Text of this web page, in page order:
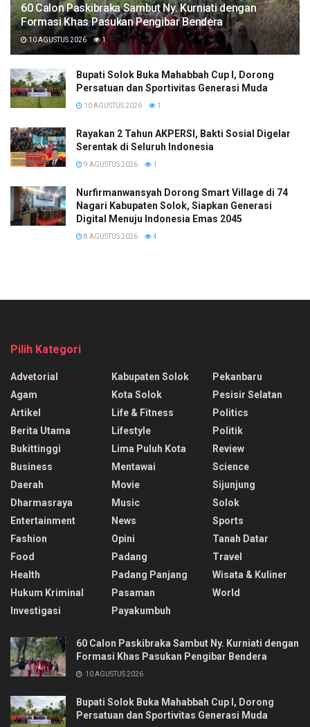
60 Calon Paskibraka Sambut Ny. Kurniati dengan
Formasi Khas Pasukan Pengibar Bendera
10 AGUSTUS 2026 1
Bupati Solok Buka Mahabbah Cup I, Dorong
Persatuan dan Sportivitas Generasi Muda
10 AGUSTUS 2026 1
Rayakan 2 Tahun AKPERSI, Bakti Sosial Digelar
Serentak di Seluruh Indonesia
9 AGUSTUS 2026 1
Nurfirmanwansyah Dorong Smart Village di 74
Nagari Kabupaten Solok, Siapkan Generasi
Digital Menuju Indonesia Emas 2045
8 AGUSTUS 2026 4
Pilih Kategori
Advetorial
Agam
Artikel
Berita Utama
Bukittinggi
Business
Daerah
Dharmasraya
Entertainment
Fashion
Food
Health
Hukum Kriminal
Investigasi
Kabupaten Solok
Kota Solok
Life & Fitness
Lifestyle
Lima Puluh Kota
Mentawai
Movie
Music
News
Opini
Padang
Padang Panjang
Pasaman
Payakumbuh
Pekanbaru
Pesisir Selatan
Politics
Politik
Review
Science
Sijunjung
Solok
Sports
Tanah Datar
Travel
Wisata & Kuliner
World
60 Calon Paskibraka Sambut Ny. Kurniati dengan
Formasi Khas Pasukan Pengibar Bendera
10 AGUSTUS 2026
Bupati Solok Buka Mahabbah Cup I, Dorong
Persatuan dan Sportivitas Generasi Muda